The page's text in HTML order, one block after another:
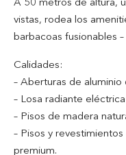
A 50 metros de altura,
vistas, rodea los
barbacoas fusionables
Calidades:
– Aberturas de
– Losa radiante
– Pisos de madera
– Pisos y
premium.